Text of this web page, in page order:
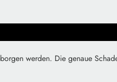
werden. Die genaue